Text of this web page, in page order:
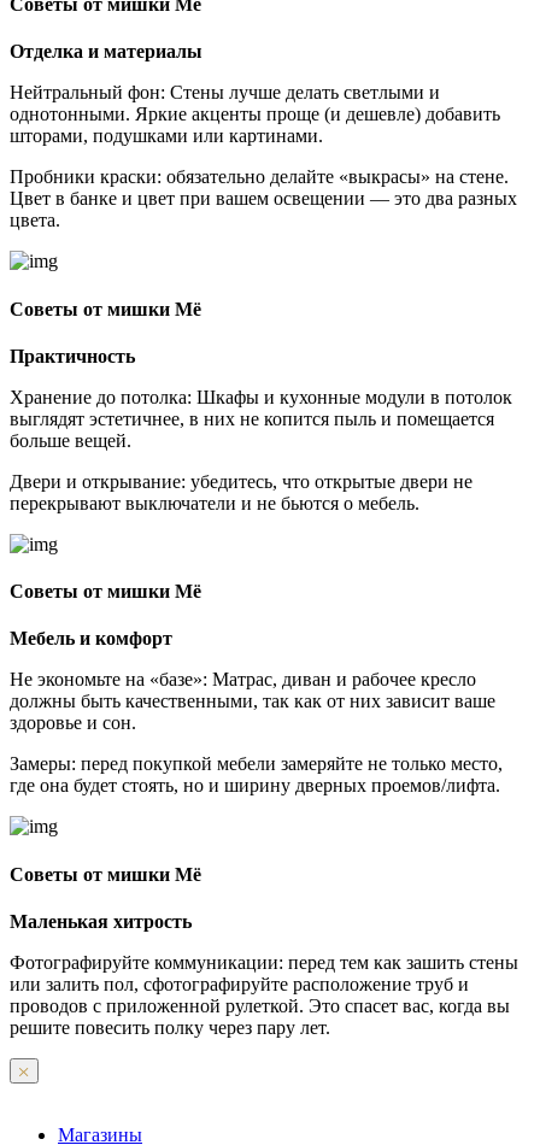
Советы от мишки Мё
Отделка и материалы
Нейтральный фон: Стены лучше делать светлыми и
однотонными. Яркие акценты проще (и дешевле) добавить
шторами, подушками или картинами.
Пробники краски: обязательно делайте «выкрасы» на стене.
Цвет в банке и цвет при вашем освещении — это два разных
цвета.
Советы от мишки Мё
Практичность
Хранение до потолка: Шкафы и кухонные модули в потолок
выглядят эстетичнее, в них не копится пыль и помещается
больше вещей.
Двери и открывание: убедитесь, что открытые двери не
перекрывают выключатели и не бьются о мебель.
Советы от мишки Мё
Мебель и комфорт
Не экономьте на «базе»: Матрас, диван и рабочее кресло
должны быть качественными, так как от них зависит ваше
здоровье и сон.
Замеры: перед покупкой мебели замеряйте не только место,
где она будет стоять, но и ширину дверных проемов/лифта.
Советы от мишки Мё
Маленькая хитрость
Фотографируйте коммуникации: перед тем как зашить стены
или залить пол, сфотографируйте расположение труб и
проводов с приложенной рулеткой. Это спасет вас, когда вы
решите повесить полку через пару лет.
Магазины